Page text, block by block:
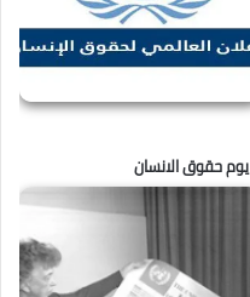
يوم حقوق الانسان